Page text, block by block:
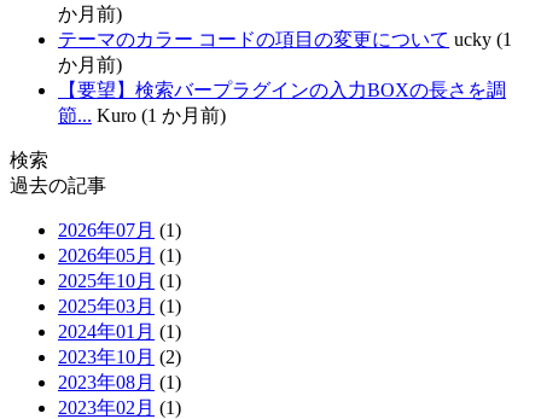
か月前)
テーマのカラー コードの項目の変更について ucky (1
か月前)
【要望】検索バープラグインの入力BOXの長さを調
節... Kuro (1 か月前)
検索
過去の記事
2026年07月 (1)
2026年05月 (1)
2025年10月 (1)
2025年03月 (1)
2024年01月 (1)
2023年10月 (2)
2023年08月 (1)
2023年02月 (1)